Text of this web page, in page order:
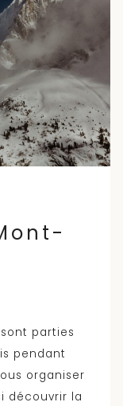
parties
pendant
organiser
découvrir la